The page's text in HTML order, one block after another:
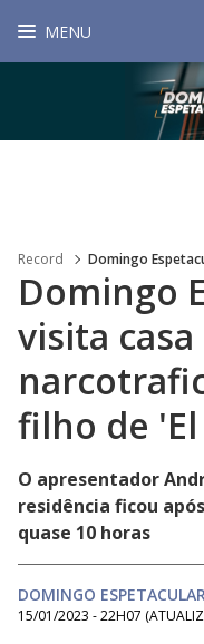
MENU
Record Domingo
Domingo
visita casa
filho de
O apresentador
residência ficou
quase 10 horas
DOMINGO
15/01/2023 - 22H07